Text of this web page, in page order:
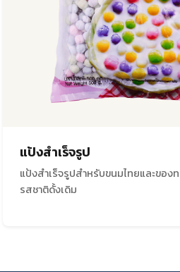
แป้งสำเร็จรูป
แป้งสำเร็จรูปสำหรับขนมไทยและของ
รสชาติดั้งเดิม